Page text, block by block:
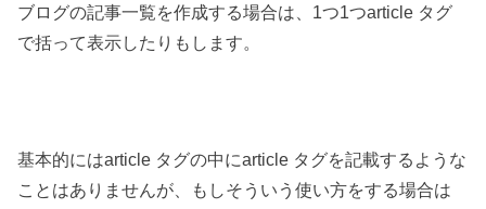
ブログの記事一覧を作成する場合は、1つ1つarticle タグ
で括って表示したりもします。
基本的にはarticle タグの中にarticle タグを記載するような
ことはありませんが、もしそういう使い方をする場合は